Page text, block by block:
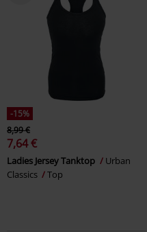
-15%
8,99 €
7,64 €
Ladies Jersey Tanktop
Urban
Classics
Top